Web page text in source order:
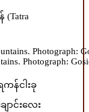
Photograph:
န်ငါးခု
ာင်းလေး